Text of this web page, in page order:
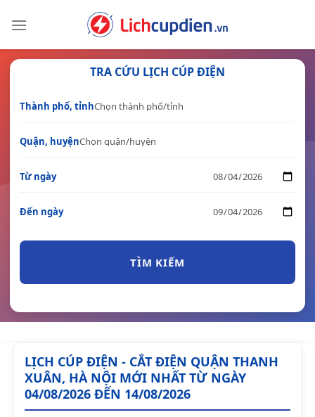
TRA CỨU LỊCH CÚP ĐIỆN
Thành phố, tỉnh
Quận, huyện
Từ ngày
Đến ngày
TÌM KIẾM
LỊCH CÚP ĐIỆN - CẮT ĐIỆN QUẬN THANH
XUÂN, HÀ NỘI MỚI NHẤT TỪ NGÀY
04/08/2026 ĐẾN 14/08/2026